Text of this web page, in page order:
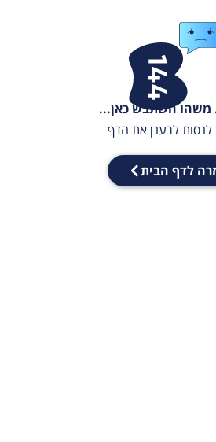
משהו השתבש כאן...
לרענן את הדף
לדף הבית